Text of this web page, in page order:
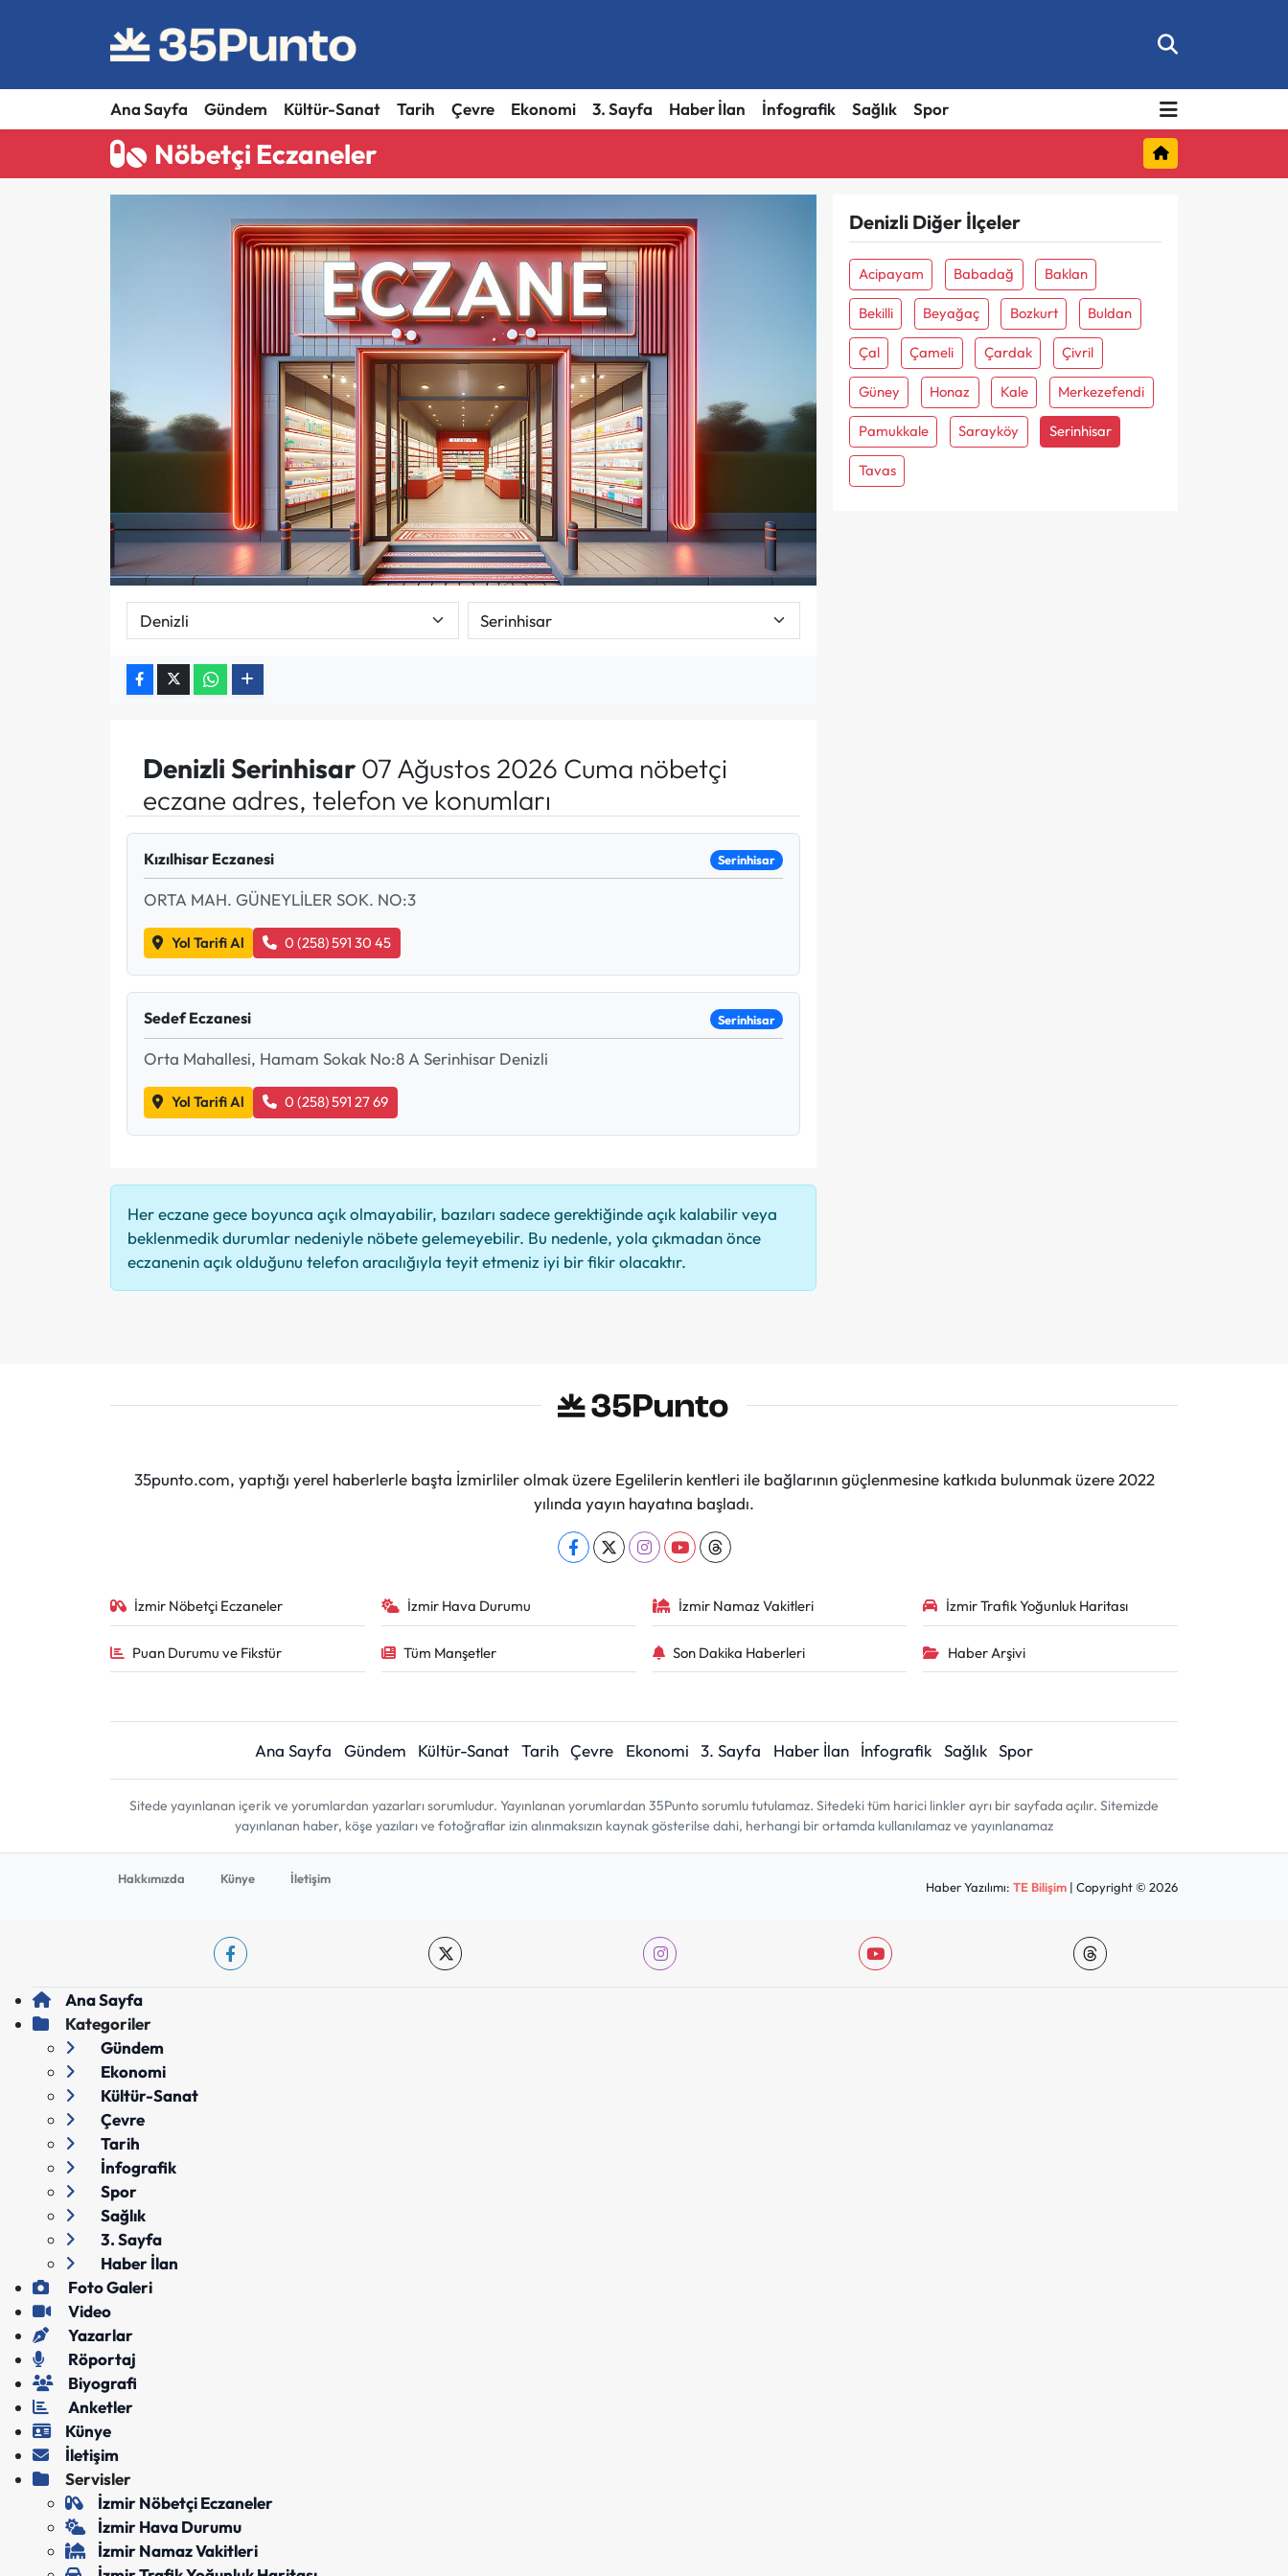
Ana Sayfa Gündem Kültür-Sanat Tarih Çevre Ekonomi 3. Sayfa Haber İlan İnfografik Sağlık Spor
Nöbetçi Eczaneler
Denizli Serinhisar07 Ağustos 2026 Cuma nöbetçi
eczane adres, telefon ve konumları
Kızılhisar Eczanesi Serinhisar
ORTA MAH. GÜNEYLİLER SOK. NO:3
Yol Tarifi Al 0 (258) 591 30 45
Sedef Eczanesi Serinhisar
Orta Mahallesi, Hamam Sokak No:8 A Serinhisar Denizli
Yol Tarifi Al 0 (258) 591 27 69
Her eczane gece boyunca açık olmayabilir, bazıları sadece gerektiğinde açık kalabilir veya
beklenmedik durumlar nedeniyle nöbete gelemeyebilir. Bu nedenle, yola çıkmadan önce
eczanenin açık olduğunu telefon aracılığıyla teyit etmeniz iyi bir fikir olacaktır.
Denizli Diğer İlçeler
Acipayam Babadağ Baklan
Bekilli Beyağaç Bozkurt Buldan
Çal Çameli Çardak Çivril
Güney Honaz Kale Merkezefendi
Pamukkale Sarayköy Serinhisar
Tavas
35punto.com, yaptığı yerel haberlerle başta İzmirliler olmak üzere Egelilerin kentleri ile bağlarının güçlenmesine katkıda bulunmak üzere 2022
yılında yayın hayatına başladı.
İzmir Nöbetçi Eczaneler İzmir Hava Durumu İzmir Namaz Vakitleri İzmir Trafik Yoğunluk Haritası
Puan Durumu ve Fikstür Tüm Manşetler Son Dakika Haberleri Haber Arşivi
Ana Sayfa Gündem Kültür-Sanat Tarih Çevre Ekonomi 3. Sayfa Haber İlan İnfografik Sağlık Spor
Sitede yayınlanan içerik ve yorumlardan yazarları sorumludur. Yayınlanan yorumlardan 35Punto sorumlu tutulamaz. Sitedeki tüm harici linkler ayrı bir sayfada açılır. Sitemizde
yayınlanan haber, köşe yazıları ve fotoğraflar izin alınmaksızın kaynak gösterilse dahi, herhangi bir ortamda kullanılamaz ve yayınlanamaz
Hakkımızda Künye İletişim
Haber Yazılımı:TE Bilişim | Copyright © 2026
Ana Sayfa
Kategoriler
Gündem
Ekonomi
Kültür-Sanat
Çevre
Tarih
İnfografik
Spor
Sağlık
3. Sayfa
Haber İlan
Foto Galeri
Video
Yazarlar
Röportaj
Biyografi
Anketler
Künye
İletişim
Servisler
İzmir Nöbetçi Eczaneler
İzmir Hava Durumu
İzmir Namaz Vakitleri